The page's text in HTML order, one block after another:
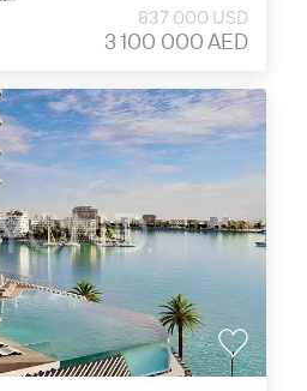
837 000 USD
3 100 000 AED